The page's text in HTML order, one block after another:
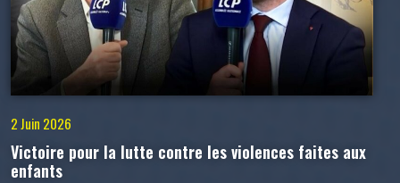
2 Juin 2026
Victoire pour la lutte contre les violences faites aux
enfants